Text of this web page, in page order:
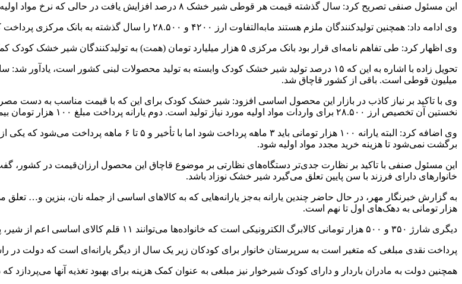
این مسئول صنفی تصریح کرد: سال گذشته قیمت هر قوطی شیر خشک ۸ درصد افزایش یافت در حالی که نرخ مواد اولیه ۷ برابر شده بود. از این رو، کارخانه‌ها با زیان فعالیت داشتند.
وی ادامه داد: همچنین تولیدکنندگان ملزم هستند مابه‌التفاوت ارز ۴۲۰۰ و ۲۸.۵۰۰ را سال گذشته به بانک مرکزی پرداخت کنند که به دلیل مشکلات مالی انجام نشد.
وی اظهار کرد: طی تفاهم نامه‌ای قرار بود بانک مرکزی ۵ هزار میلیارد تومان (همت) به تولیدکنندگان شیر خشک کودک کمک کند اما این امر محقق نشد.
میلیون قوطی است. باقی از کشور قاچاق شد.
وی با تاکید بر نیاز کاذب در بازار این محصول اساسی افزود: شیر خشک کودک برای این که با قیمت مناسب به دست
نخستین آن تخصیص ارز ۲۸.۵۰۰ برای واردات مواد اولیه مورد نیاز تولید است. دوم یارانه پرداخت مبلغ ۱۰۰ هزار تومان بیمه سلامت برای هر قوطی شیر خشک است.
برگشت نمی‌شود تا هزینه خرید مجدد مواد اولیه شود.
این مسئول صنفی با تاکید بر نظارت جدی‌تر دستگاه‌های نظارتی بر موضوع قاچاق این محصول ارزان‌قیمت در کشور،
خانوارهای دارای فرزند با سن پایین تعلق می‌گیرد شیر خشک نوزاد باشد.
هزار تومانی به دهک‌های اول تا نهم است.
دیگری شارژ ۳۵۰ و ۵۰۰ هزار تومانی کالابرگ الکترونیکی است که خانواده‌ها می‌توانند ۱۱ قلم کالای اساسی اعم از شیر، پنیر، گوشت مرغ، تخم‌مرغ و… را خریداری کنند.
پرداخت نقدی مبلغی که متغیر است به سرپرستان خانوار برای کودکان زیر یک سال از دیگر یارانه‌ای است که دولت
همچنین دولت به مادران باردار و دارای کودک شیرخوار نیز مبلغی به عنوان کمک هزینه برای بهبود تغذیه آنها